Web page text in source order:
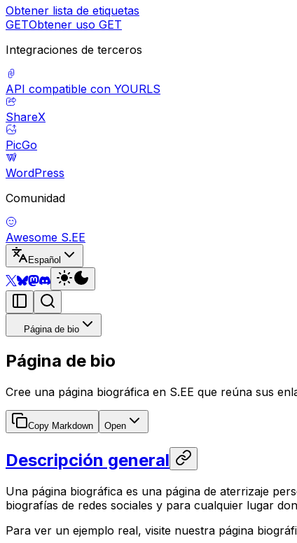
Obtener lista de etiquetas
GETObtener uso GET
Integraciones de terceros
API compatible con YOURLS
ShareX
PicGo
WordPress
Comunidad
Awesome S.EE
Español
Página de bio
Página de bio
Cree una página biográfica en S.EE que reúna sus
Copy Markdown Open
Descripción general
Una página biográfica es una página de aterrizaje
biografías de redes sociales y para cualquier lugar
Para ver un ejemplo real, visite nuestra página